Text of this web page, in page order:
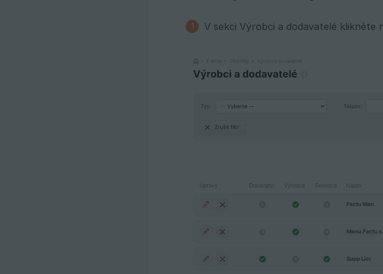
V sekci Výrobci a dodavatelé klikněte